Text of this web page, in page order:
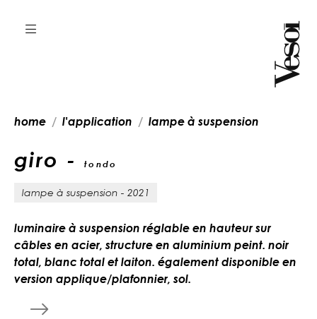
home l'application lampe à suspension
giro - tondo
lampe à suspension - 2021
luminaire à suspension réglable en hauteur sur
câbles en acier, structure en aluminium peint. noir
total, blanc total et laiton. également disponible en
version applique/plafonnier, sol.